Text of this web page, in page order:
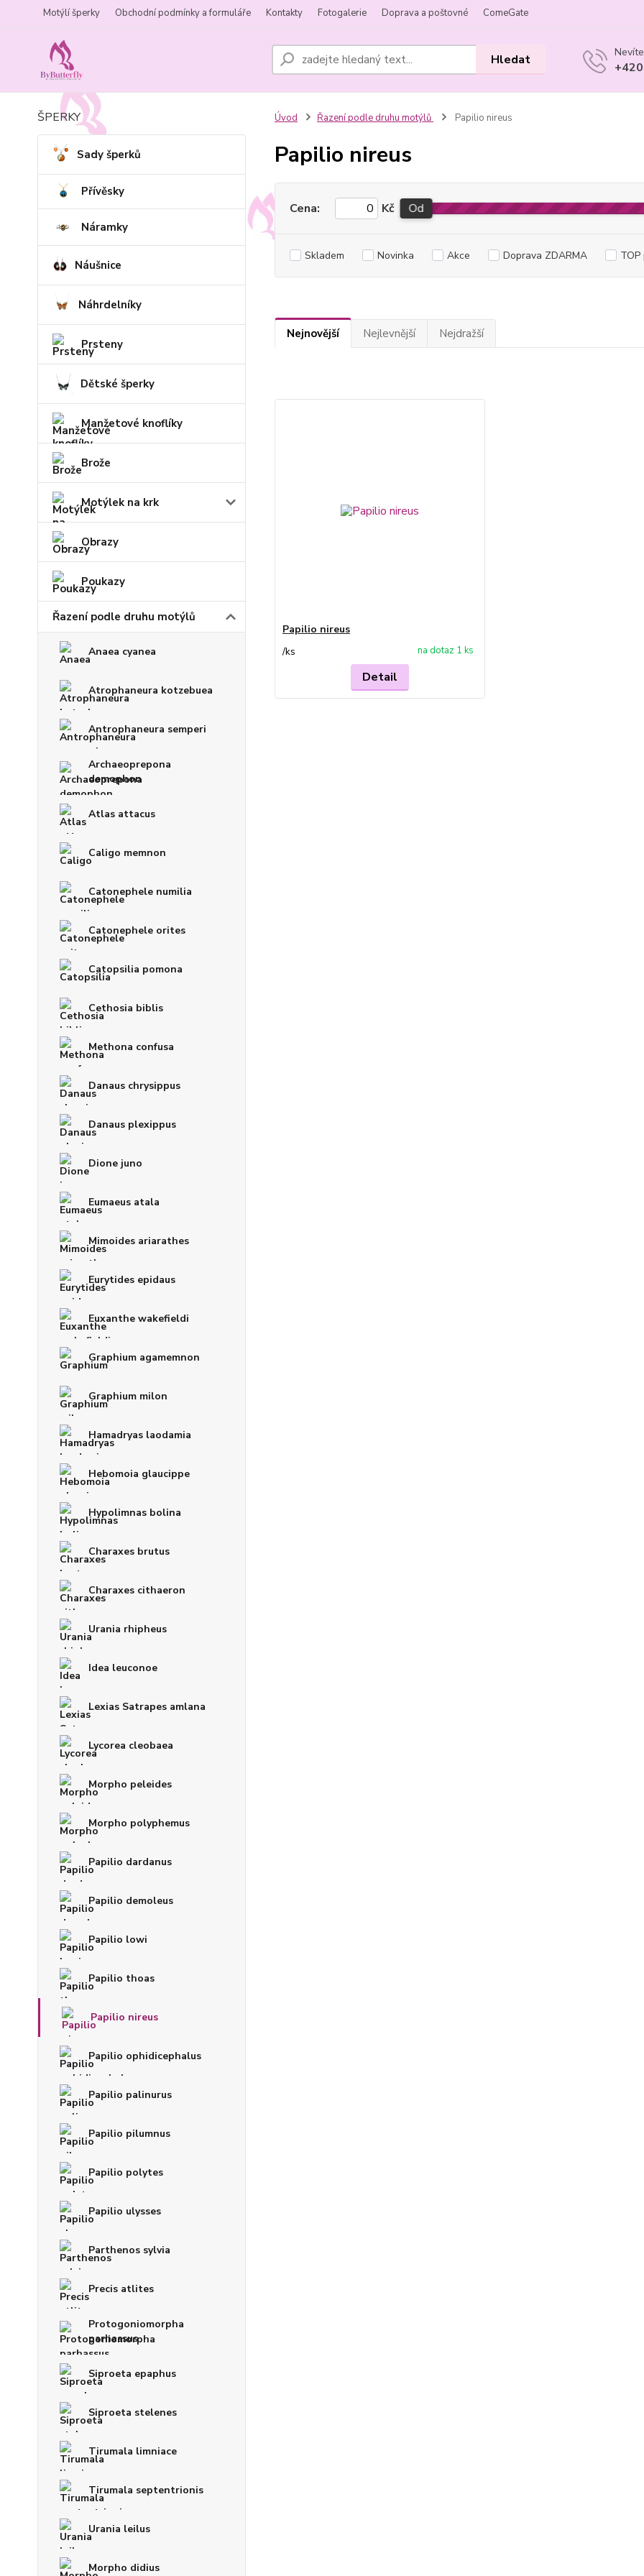
Motýlí šperky Obchodní podmínky a formuláře Kontakty Fotogalerie Doprava a poštovné ComeGate
Hledat
ŠPERKY
Sady šperků
Přívěsky
Náramky
Náušnice
Náhrdelníky
Prsteny
Dětské šperky
Manžetové knoflíky
Brože
Motýlek na krk
Obrazy
Poukazy
Řazení podle druhu motýlů
Anaea cyanea
Atrophaneura kotzebuea
Antrophaneura semperi
Archaeoprepona
demophon
Atlas attacus
Caligo memnon
Catonephele numilia
Catonephele orites
Catopsilia pomona
Cethosia biblis
Methona confusa
Danaus chrysippus
Danaus plexippus
Dione juno
Eumaeus atala
Mimoides ariarathes
Eurytides epidaus
Euxanthe wakefieldi
Graphium agamemnon
Graphium milon
Hamadryas laodamia
Hebomoia glaucippe
Hypolimnas bolina
Charaxes brutus
Charaxes cithaeron
Urania rhipheus
Idea leuconoe
Lexias Satrapes amlana
Lycorea cleobaea
Morpho peleides
Morpho polyphemus
Papilio dardanus
Papilio demoleus
Papilio lowi
Papilio thoas
Papilio nireus
Papilio ophidicephalus
Papilio palinurus
Papilio pilumnus
Papilio polytes
Papilio ulysses
Parthenos sylvia
Precis atlites
Protogoniomorpha
parhassus
Siproeta epaphus
Siproeta stelenes
Tirumala limniace
Tirumala septentrionis
Urania leilus
Morpho didius
Úvod Řazení podle druhu motýlů Papilio nireus
Papilio nireus
Cena: Kč Od
Skladem Novinka Akce Doprava ZDARMA
Nejnovější Nejlevnější Nejdražší
Papilio nireus
/ks na dotaz 1 ks
Detail